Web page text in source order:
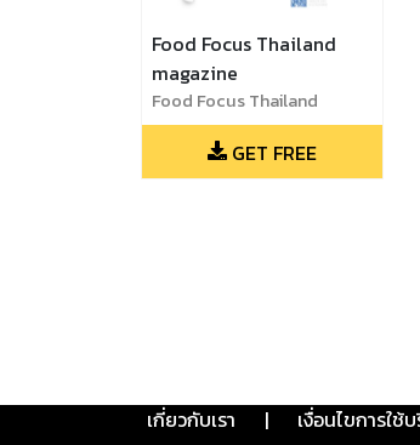
Food Focus Thailand
magazine
Food Focus Thailand
Magazine June 2024
GET FREE
เกี่ยวกับเรา | เงื่อนไขการใช้